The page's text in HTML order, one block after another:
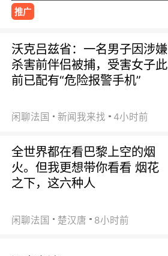
推广
沃克吕兹省：一名男子因涉嫌
杀害前伴侣被捕，受害女子此
前已配有“危险报警手机”
闲聊法国 新闻我来找 4小时前
全世界都在看巴黎上空的烟
火。但我更想带你看看 烟花
之下，这六种人
闲聊法国 楚汉唐 8小时前